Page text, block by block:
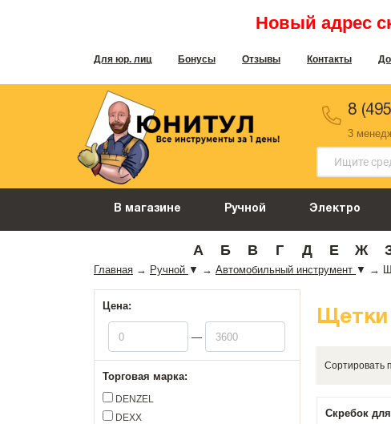
Новый адрес
Для юр. лиц Бонусы Отзывы Контакты
8
3
В магазине Ручной Электро
А Б В Г Д Е Ж
Главная → Ручной ▼ → Автомобильный инструмент ▼ →
Цена:
—
Торговая марка:
DENZEL
DEXX
Щетки
Сортировать
Скребок для